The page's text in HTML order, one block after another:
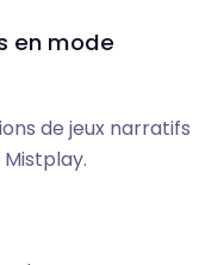
en mode
de jeux narratifs